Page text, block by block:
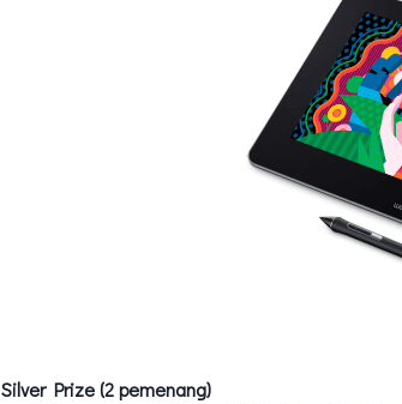
Silver Prize (2 pemenang)